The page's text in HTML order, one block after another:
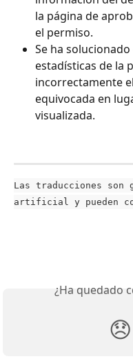
la página de
el permiso.
Se ha
estadísticas de la
incorrectamente
equivocada en
visualizada.
Las traducciones son
artificial y pueden
¿Ha quedado
😞